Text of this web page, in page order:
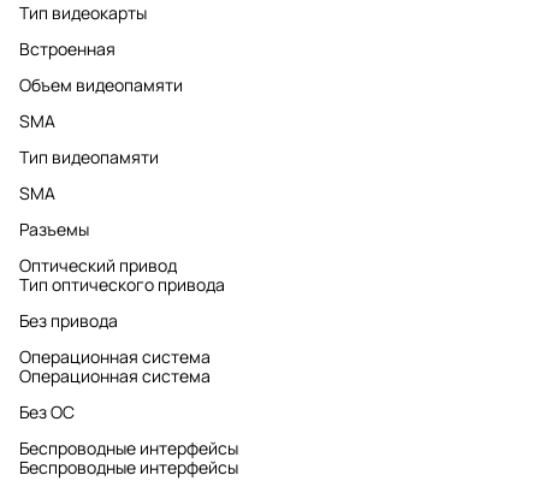
Тип видеокарты
Встроенная
Объем видеопамяти
SMA
Тип видеопамяти
SMA
Разъемы
Оптический привод
Тип оптического привода
Без привода
Операционная система
Операционная система
Без ОС
Беспроводные интерфейсы
Беспроводные интерфейсы